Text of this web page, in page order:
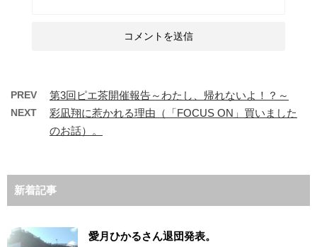
PREV 第3回ピエ茶開催報告～わたし、帰れないよ！？～
NEXT
彩凪翔に惹かれる理由（「FOCUS ON」買いました
のお話）。
新着記事
愛月ひかるさん退団発表。